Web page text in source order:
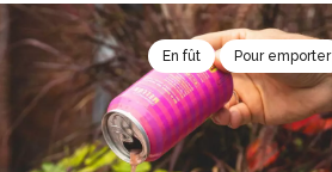
En fût Pour emporter